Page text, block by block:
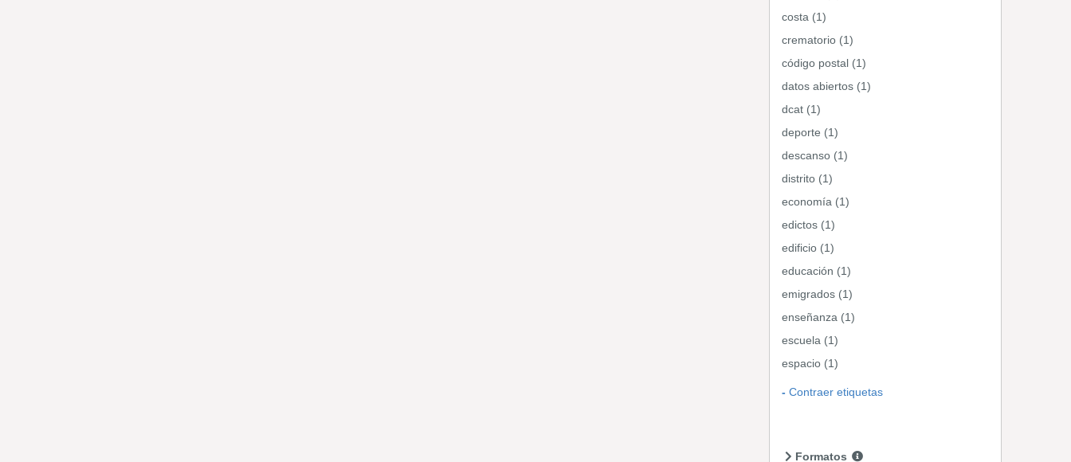
costa (1)
crematorio (1)
código postal (1)
datos abiertos (1)
dcat (1)
deporte (1)
descanso (1)
distrito (1)
economía (1)
edictos (1)
edificio (1)
educación (1)
emigrados (1)
enseñanza (1)
escuela (1)
espacio (1)
Contraer etiquetas
Formatos